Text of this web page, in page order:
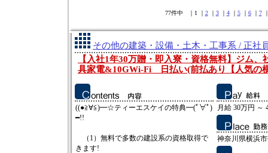
77件中 ｜1 ｜ 2｜ 3｜ 4｜ 5｜ 6｜ 7
その他の建築・設備・土木・工事系 / 正社
【入社1年30万贈・即入寮・資格無料】ジム、
具家電&10GWi-Fi 日払い(前払あり【人気の
((●≧∀≦)━☆ティーエスケイの特典━(ﾟ∀ﾟ)
━!!
（1）無料で多数の建設系の資格取得で
きます!
月給 30万円 ～
神奈川県横浜